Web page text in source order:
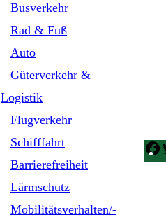
Busverkehr
Rad & Fuß
Auto
Güterverkehr &
Logistik
Flugverkehr
Schifffahrt
Barrierefreiheit
Lärmschutz
Mobilitätsverhalten/-